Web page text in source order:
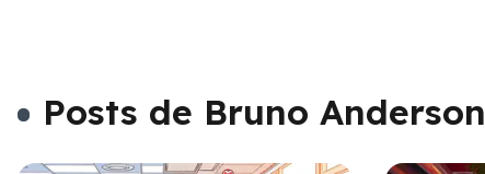
Posts de Bruno Anderson